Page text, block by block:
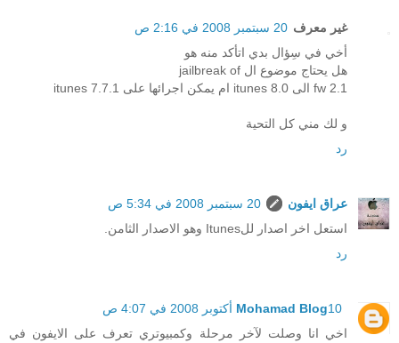
غير معرف 20 سبتمبر 2008 في 2:16 ص
أخي في سِؤال بدي اتأكد منه هو
هل يحتاج موضوع ال jailbreak of
2.1 fw الى itunes 8.0 ام يمكن اجرائها على itunes 7.7.1
و لك مني كل التحية
رد
عراق ايفون
20 سبتمبر 2008 في 5:34 ص
استعل اخر اصدار للItunes وهو الاصدار الثامن.
رد
Mohamad Blog10 أكتوبر 2008 في 4:07 ص
اخي انا وصلت لآخر مرحلة وكمبيوتري تعرف على الايفون في